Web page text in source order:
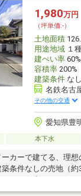
1,980万円
（坪単価:-）
土地面積
用途地域１
建ぺい率60%
容積率200%
建築条件なし
名鉄名古
その他の交通
愛知県豊
本下水
ーカーで建てる、理
条件なしの売地（約
なハウスメーカー